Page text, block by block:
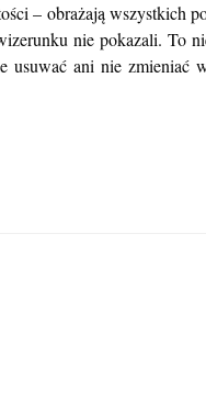
– obrażają wszystkich
nie pokazali. To
ani nie zmieniać